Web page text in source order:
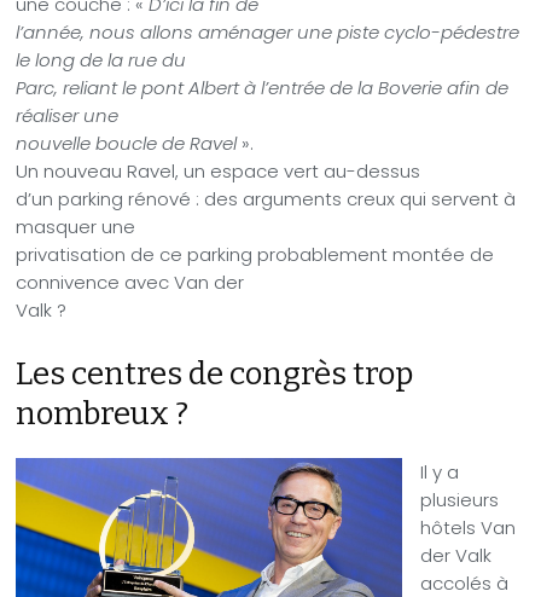
l’année, nous allons aménager une piste cyclo-pédestre
le long de la rue du
Parc, reliant le pont Albert à l’entrée de la Boverie afin de
réaliser une
nouvelle boucle de Ravel».
Un nouveau Ravel, un espace vert au-dessus
d’un parking rénové : des arguments creux qui servent à
masquer une
privatisation de ce parking probablement montée de
connivence avec Van der
Valk ?
Les centres de congrès trop
nombreux ?
Il y a
plusieurs
hôtels Van
der Valk
accolés à